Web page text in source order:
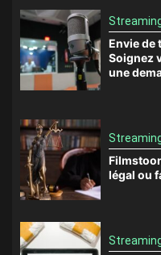
Envie de
Soignez
une
légal ou